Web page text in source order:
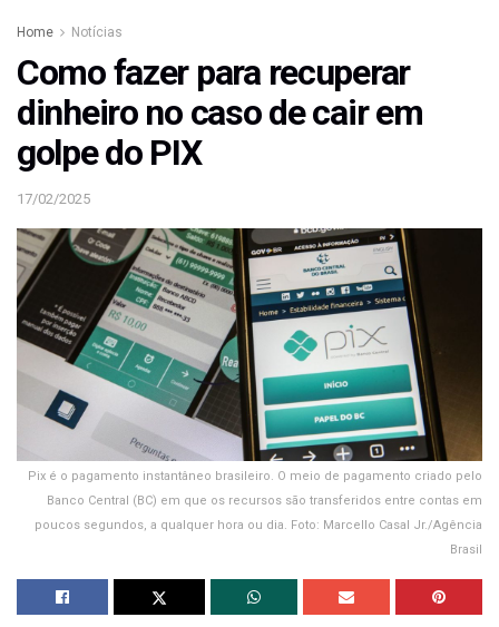
Home Notícias
Como fazer para recuperar
dinheiro no caso de cair em
golpe do PIX
17/02/2025
Pix é o pagamento instantâneo brasileiro. O meio de pagamento criado pelo
Banco Central (BC) em que os recursos são transferidos entre contas em
poucos segundos, a qualquer hora ou dia. Foto: Marcello Casal Jr./Agência
Brasil